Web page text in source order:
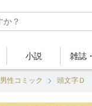
小説 雑誌・
男性コミック 頭文字Ｄ